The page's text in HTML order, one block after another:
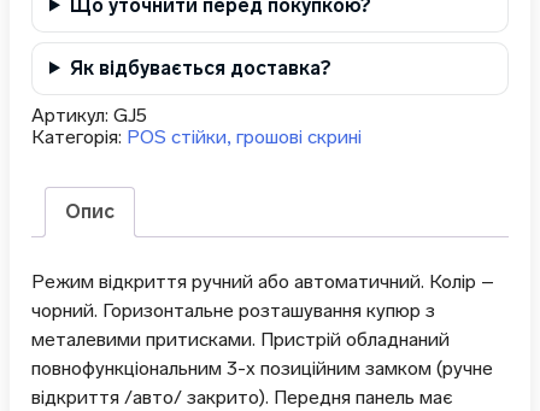
Що уточнити перед покупкою?
Як відбувається доставка?
Артикул: GJ5
Категорія: POS стійки, грошові скрині
Опис
Режим відкриття ручний або автоматичний. Колір –
чорний. Горизонтальне розташування купюр з
металевими притисками. Пристрій обладнаний
повнофункціональним 3-х позиційним замком (ручне
відкриття /авто/ закрито). Передня панель має